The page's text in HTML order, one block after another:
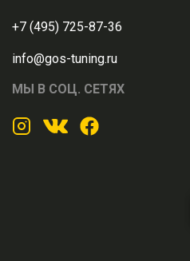
+7 (495) 725-87-36
info@gos-tuning.ru
МЫ В СОЦ. СЕТЯХ